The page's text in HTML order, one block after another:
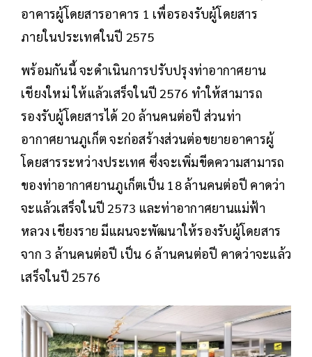
อาคารผู้โดยสารอาคาร 1 เพื่อรองรับผู้โดยสาร
ภายในประเทศในปี 2575
พร้อมกันนี้ จะดำเนินการปรับปรุงท่าอากาศยาน
เชียงใหม่ ให้แล้วเสร็จในปี 2576 ทำให้สามารถ
รองรับผู้โดยสารได้ 20 ล้านคนต่อปี ส่วนท่า
อากาศยานภูเก็ต จะก่อสร้างส่วนต่อขยายอาคารผู้
โดยสารระหว่างประเทศ ซึ่งจะเพิ่มขีดความสามารถ
ของท่าอากาศยานภูเก็ตเป็น 18 ล้านคนต่อปี คาดว่า
จะแล้วเสร็จในปี 2573 และท่าอากาศยานแม่ฟ้า
หลวง เชียงราย มีแผนจะพัฒนาให้รองรับผู้โดยสาร
จาก 3 ล้านคนต่อปี เป็น 6 ล้านคนต่อปี คาดว่าจะแล้ว
เสร็จในปี 2576